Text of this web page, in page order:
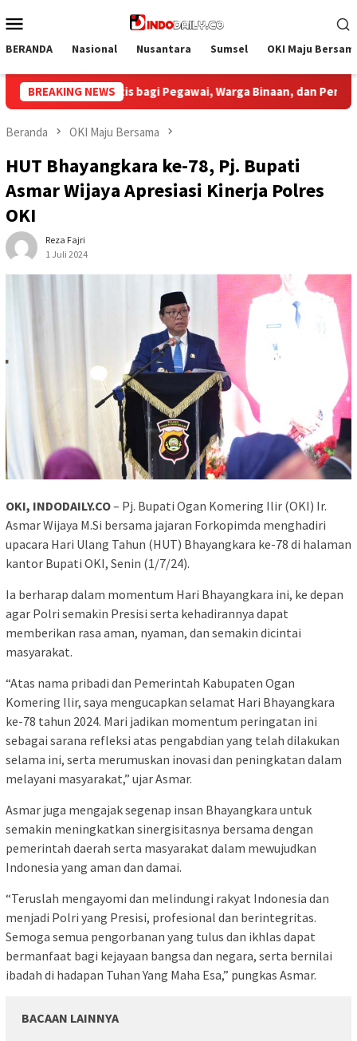
ke
Mobile
BERANDA Nasional Nusantara Sumsel OKI Maju
BREAKING NEWS
dan Pengunjung Bupati Muba Sambut Aspirasi Santun
Beranda OKI Maju Bersama
HUT Bhayangkara ke-78, Pj. Bupati
Asmar Wijaya Apresiasi Kinerja Polres
OKI
Reza Fajri
1 Juli 2024
OKI, INDODAILY.CO– Pj. Bupati Ogan Komering Ilir (OKI) Ir.
Asmar Wijaya M.Si bersama jajaran Forkopimda menghadiri
upacara Hari Ulang Tahun (HUT) Bhayangkara ke-78 di halaman
kantor Bupati OKI, Senin (1/7/24).
Ia berharap dalam momentum Hari Bhayangkara ini, ke depan
agar Polri semakin Presisi serta kehadirannya dapat
memberikan rasa aman, nyaman, dan semakin dicintai
masyarakat.
“Atas nama pribadi dan Pemerintah Kabupaten Ogan
Komering Ilir, saya mengucapkan selamat Hari Bhayangkara
ke-78 tahun 2024. Mari jadikan momentum peringatan ini
sebagai sarana refleksi atas pengabdian yang telah dilakukan
selama ini, serta merumuskan inovasi dan peningkatan dalam
melayani masyarakat,” ujar Asmar.
Asmar juga mengajak segenap insan Bhayangkara untuk
semakin meningkatkan sinergisitasnya bersama dengan
pemerintah daerah serta masyarakat dalam mewujudkan
Indonesia yang aman dan damai.
“Teruslah mengayomi dan melindungi rakyat Indonesia dan
menjadi Polri yang Presisi, profesional dan berintegritas.
Semoga semua pengorbanan yang tulus dan ikhlas dapat
bermanfaat bagi kejayaan bangsa dan negara, serta bernilai
ibadah di hadapan Tuhan Yang Maha Esa,” pungkas Asmar.
BACAAN LAINNYA